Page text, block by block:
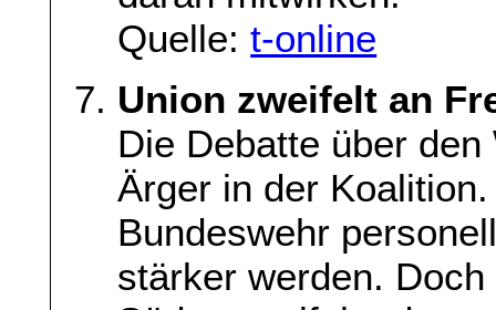
Quelle:t-online
Union zweifelt an
Die Debatte über
Ärger in der
Bundeswehr
stärker werden.